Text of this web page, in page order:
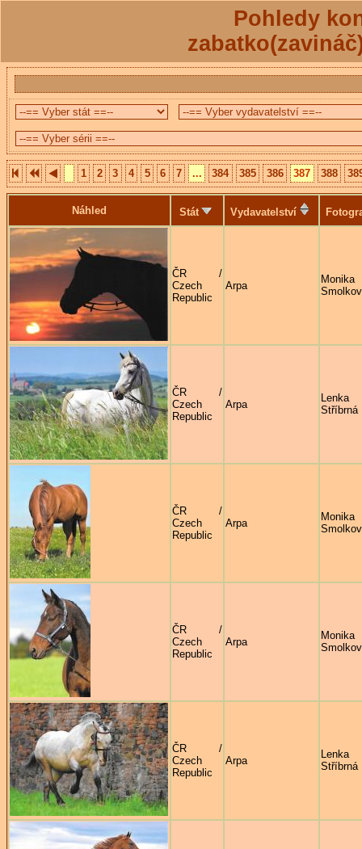
Pohledy
1 2 3 4 5 6 7 ... 384 385 386 387 388
Náhled Stát Vydavatelství
ČR /
Czech
Republic
Arpa
Monika
ČR /
Czech
Republic
Arpa
Lenka
Stříbrná
ČR /
Czech
Republic
Arpa
Monika
ČR /
Czech
Republic
Arpa
Monika
ČR /
Czech
Republic
Arpa
Lenka
Stříbrná